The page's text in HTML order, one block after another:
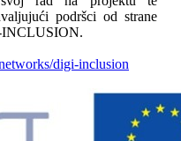
podršci od strane
INCLUSION.
digi-inclusion